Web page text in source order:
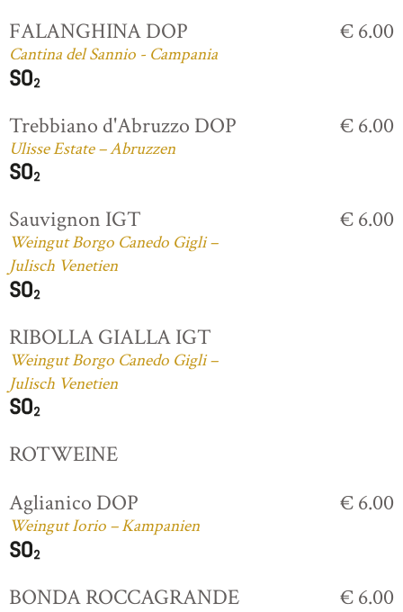
FALANGHINA DOP
Cantina del Sannio - Campania
€ 6.00
Trebbiano d'Abruzzo DOP
Ulisse Estate – Abruzzen
€ 6.00
Sauvignon IGT
Weingut Borgo Canedo Gigli –
Julisch Venetien
€ 6.00
RIBOLLA GIALLA IGT
Weingut Borgo Canedo Gigli –
Julisch Venetien
ROTWEINE
Aglianico DOP
Weingut Iorio – Kampanien
€ 6.00
BONDA ROCCAGRANDE € 6.00